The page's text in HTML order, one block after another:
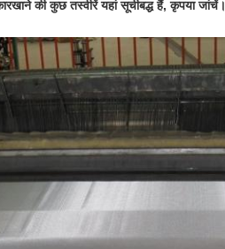
की कुछ तस्वीरें यहां सूचीबद्ध हैं, कृपया जांचें।